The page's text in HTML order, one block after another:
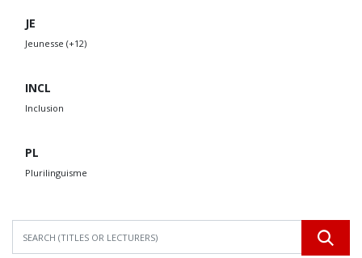
JE
Jeunesse (+12)
INCL
Inclusion
PL
Plurilinguisme